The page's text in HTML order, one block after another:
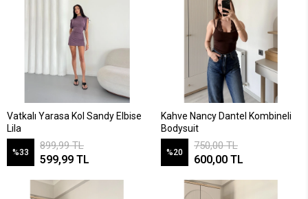
Vatkalı Yarasa Kol Sandy Elbise
Lila
%33
899,99 TL
599,99 TL
Kahve Nancy Dantel Kombineli
Bodysuit
%20
750,00 TL
600,00 TL